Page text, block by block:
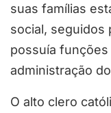
suas famílias
social, seguidos
possuía funções
administração
O alto clero